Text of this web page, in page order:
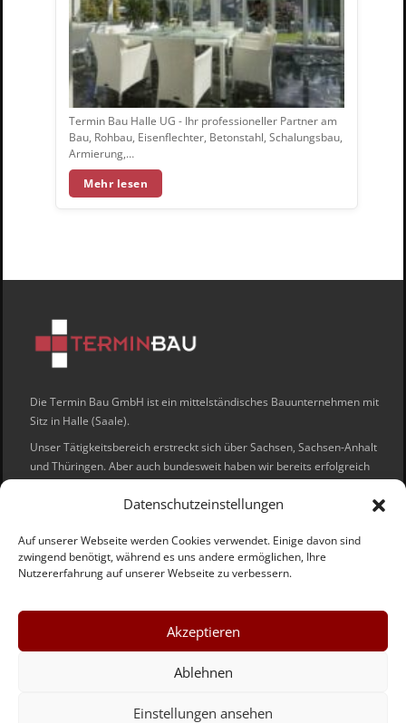
Datenschutzeinstellungen
Auf unserer Webseite werden Cookies verwendet. Einige davon sind
zwingend benötigt, während es uns andere ermöglichen, Ihre
Nutzererfahrung auf unserer Webseite zu verbessern.
Akzeptieren
Ablehnen
Einstellungen ansehen
Termin Bau Halle UG - Ihr professioneller Partner am
Bau, Rohbau, Eisenflechter, Betonstahl, Schalungsbau,
Armierung,…
Mehr lesen
Die Termin Bau GmbH ist ein mittelständisches Bauunternehmen mit
Sitz in Halle (Saale).
Unser Tätigkeitsbereich erstreckt sich über Sachsen, Sachsen-Anhalt
und Thüringen. Aber auch bundesweit haben wir bereits erfolgreich
Unsere Handwerker sind schnell und effizient und sorgen für einen
Wir freuen uns auch Sie als Kunden begrüßen zu dürfen.
uns auf:
© 2026 Termin Bau GmbH